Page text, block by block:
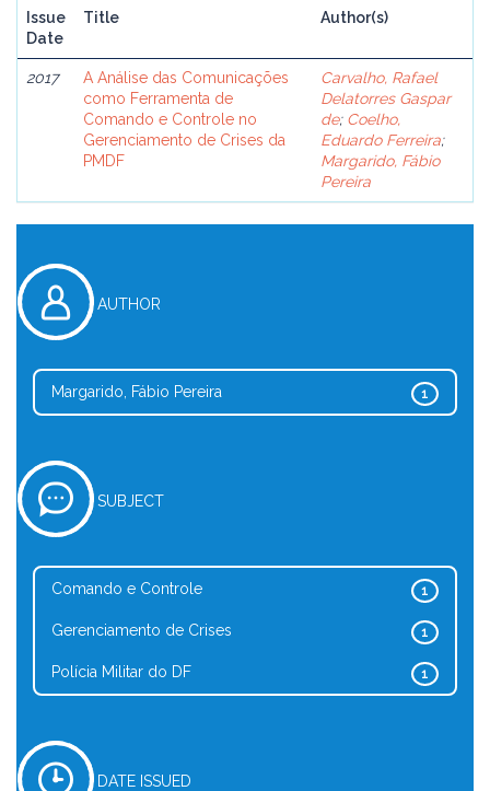
Issue
Date
Title Author(s)
2017
A Análise das Comunicações
como Ferramenta de
Comando e Controle no
Gerenciamento de Crises da
PMDF
Carvalho, Rafael
Delatorres Gaspar
de; Coelho,
Eduardo Ferreira;
Margarido, Fábio
Pereira
AUTHOR
1
Margarido, Fábio Pereira
SUBJECT
1
Comando e Controle
1
Gerenciamento de Crises
1
Polícia Militar do DF
DATE ISSUED